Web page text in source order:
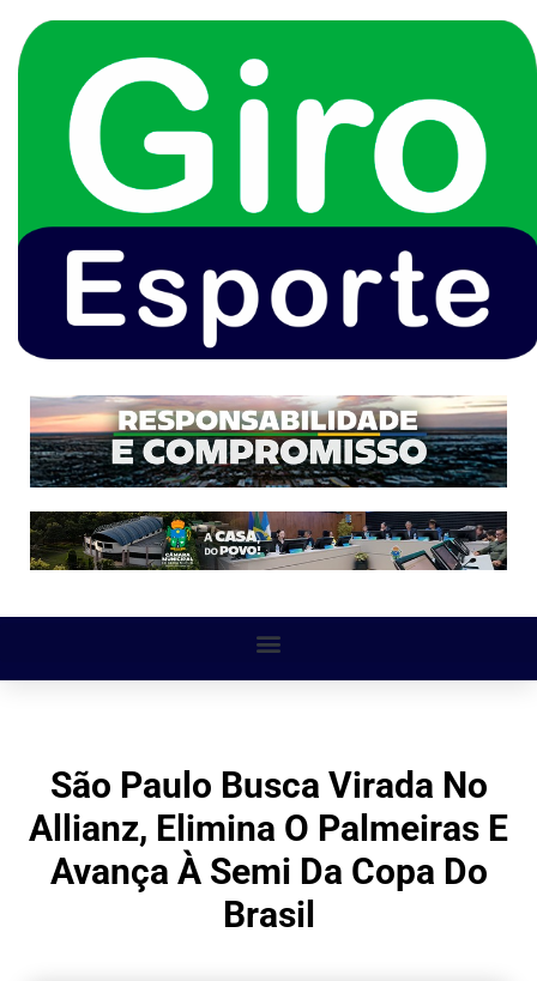
São Paulo Busca Virada No
Allianz, Elimina O Palmeiras E
Avança À Semi Da Copa Do
Brasil